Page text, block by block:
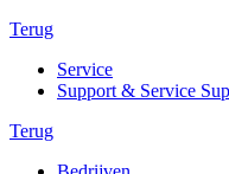
Terug
Service
Support & Service
Terug